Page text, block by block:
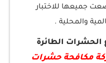
جميعها للاختبار
والمحلية .
الحشرات الطائرة
مكافحة حشرات